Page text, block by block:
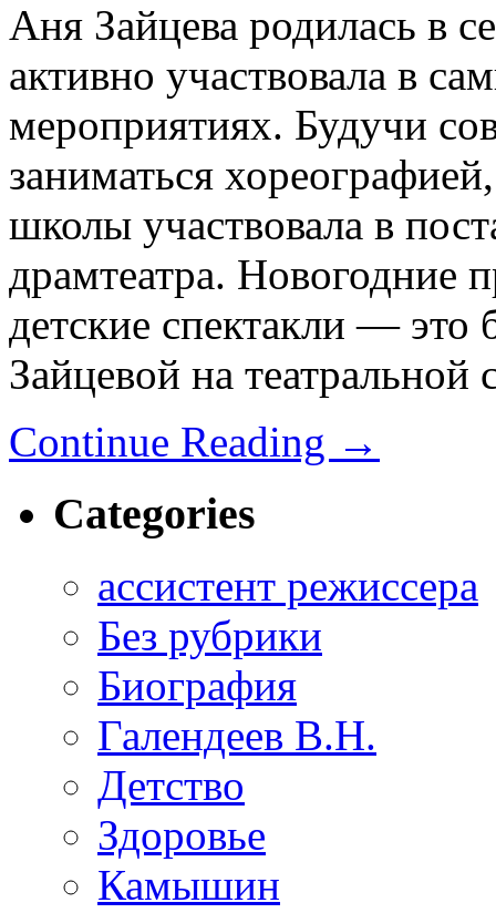
Аня Зайцева родилась в
активно участвовала в
мероприятиях. Будучи
заниматься
школы участвовала в
драмтеатра. Новогодние
детские спектакли —
Зайцевой на театральной
Continue Reading →
Categories
ассистент режиссера
Без рубрики
Биография
Галендеев В.Н.
Детство
Здоровье
Камышин